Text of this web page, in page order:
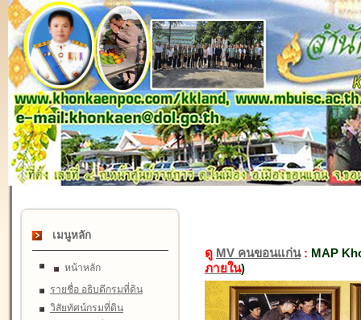
เมนูหลัก
หน้าหลัก
รายชื่อ อธิบดีกรมที่ดิน
วิสัยทัศน์กรมที่ดิน
ดู MV คนขอนแก่น: MAP
ภายใน)